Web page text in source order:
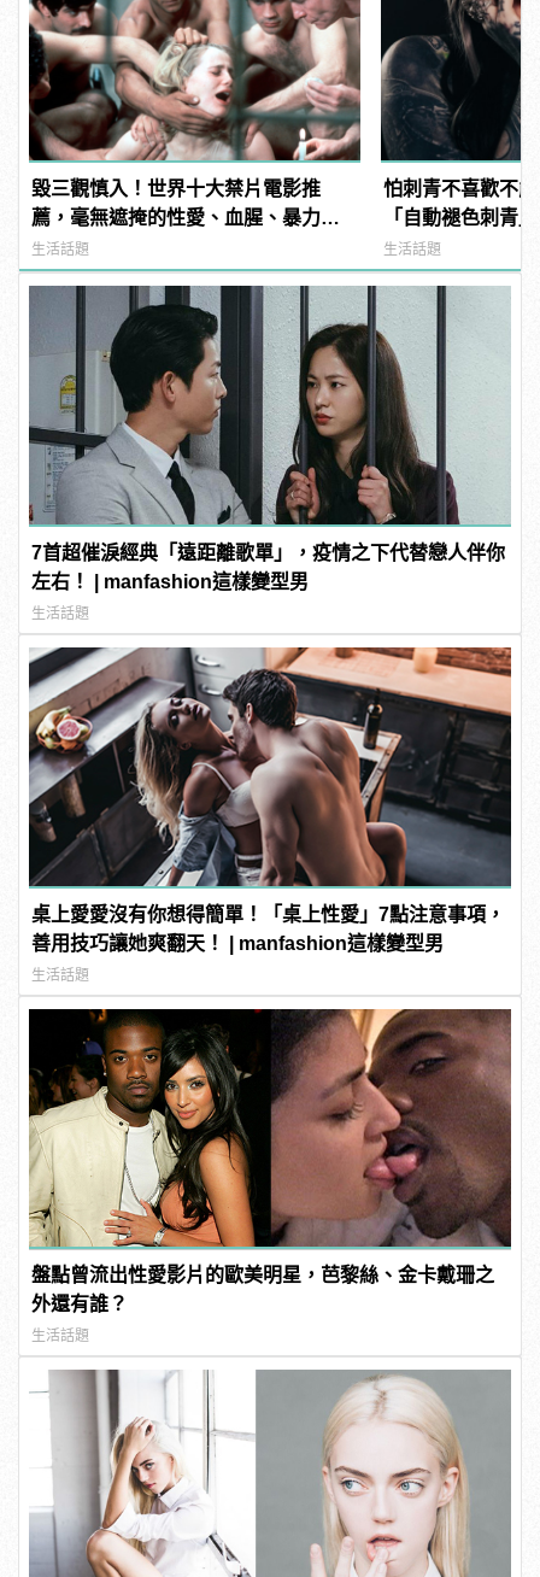
毀三觀慎入！世界十大禁片電影推
薦，毫無遮掩的性愛、血腥、暴力、
噁心到極致！
生活話題
怕刺青不喜歡不
「自動褪色刺青
過 | manfashion
生活話題
7首超催淚經典「遠距離歌單」，疫情之下代替戀人伴你
左右！ | manfashion這樣變型男
生活話題
桌上愛愛沒有你想得簡單！「桌上性愛」7點注意事項，
善用技巧讓她爽翻天！ | manfashion這樣變型男
生活話題
盤點曾流出性愛影片的歐美明星，芭黎絲、金卡戴珊之
外還有誰？
生活話題